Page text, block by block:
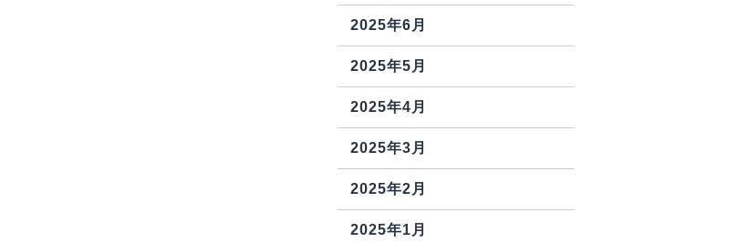
2025年6月
2025年5月
2025年4月
2025年3月
2025年2月
2025年1月